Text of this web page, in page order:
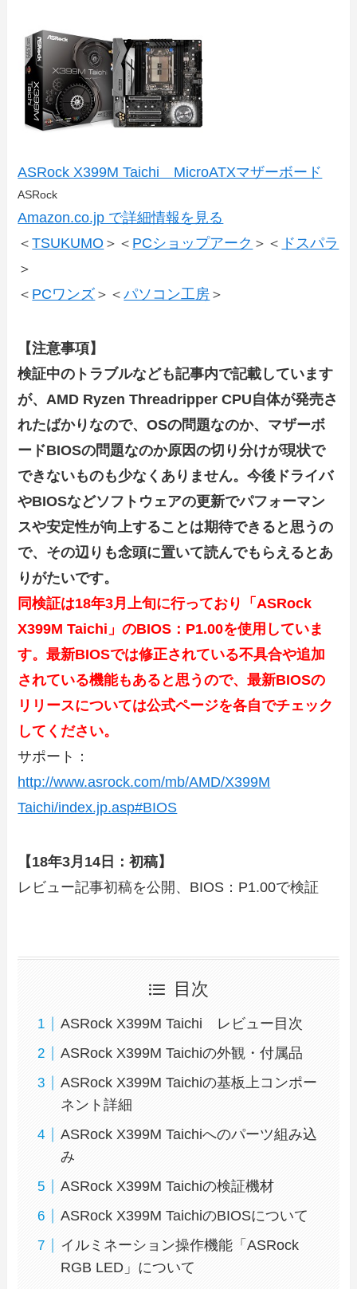
ASRock X399M Taichi MicroATXマザーボード
ASRock
Amazon.co.jp で詳細情報を見る
＜TSUKUMO ＞＜ PCショップアーク ＞＜ ドスパラ
＞
＜ PCワンズ ＞＜パソコン工房 ＞
【注意事項】
検証中のトラブルなども記事内で記載しています
が、AMD Ryzen Threadripper CPU自体が発売さ
れたばかりなので、OSの問題なのか、マザーボ
ードBIOSの問題なのか原因の切り分けが現状で
できないものも少なくありません。今後ドライバ
やBIOSなどソフトウェアの更新でパフォーマン
スや安定性が向上することは期待できると思うの
で、その辺りも念頭に置いて読んでもらえるとあ
りがたいです。
同検証は18年3月上旬に行っており「ASRock
X399M Taichi」のBIOS：P1.00を使用していま
す。最新BIOSでは修正されている不具合や追加
されている機能もあると思うので、最新BIOSの
リリースについては公式ページを各自でチェック
してください。
サポート：
http://www.asrock.com/mb/AMD/X399M
Taichi/index.jp.asp#BIOS
【18年3月14日：初稿】
レビュー記事初稿を公開、BIOS：P1.00で検証
目次
ASRock X399M Taichi レビュー目次
ASRock X399M Taichiの外観・付属品
ASRock X399M Taichiの基板上コンポー
ネント詳細
ASRock X399M Taichiへのパーツ組み込
み
ASRock X399M Taichiの検証機材
ASRock X399M TaichiのBIOSについて
イルミネーション操作機能「ASRock
RGB LED」について